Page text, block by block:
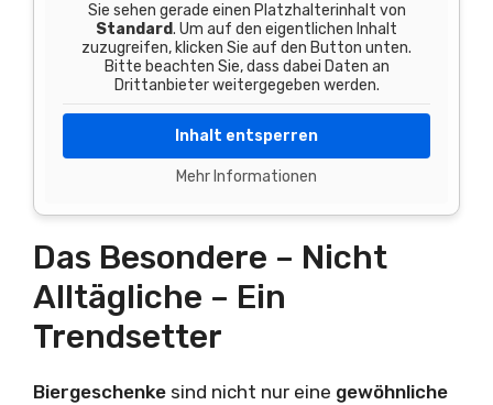
Sie sehen gerade einen Platzhalterinhalt von
Standard. Um auf den eigentlichen Inhalt
zuzugreifen, klicken Sie auf den Button unten.
Bitte beachten Sie, dass dabei Daten an
Drittanbieter weitergegeben werden.
Inhalt entsperren
Mehr Informationen
Das Besondere – Nicht
Alltägliche – Ein
Trendsetter
Biergeschenke sind nicht nur eine gewöhnliche